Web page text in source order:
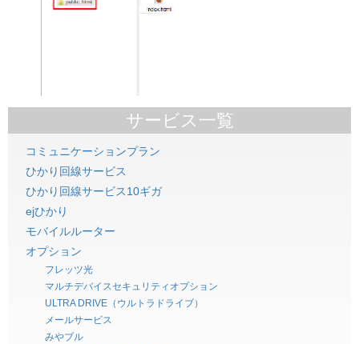
サービス一覧
コミュニケーションプラン
ひかり回線サービス
ひかり回線サービス10ギガ
ejひかり
モバイルルーター
オプション
フレッツ光
マルチデバイスセキュリティオプション
ULTRA DRIVE（ウルトラドライブ）
メールサービス
みやブル